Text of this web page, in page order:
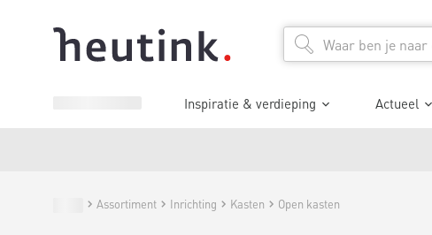
Inspiratie & verdieping Actueel
Assortiment Inrichting Kasten Open kasten